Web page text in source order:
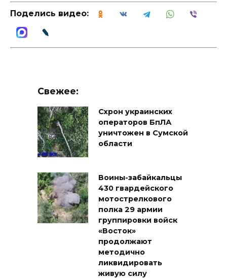
Поделись видео:
Свежее:
Схрон украинских
операторов БпЛА
уничтожен в Сумской
области
Воины-забайкальцы
430 гвардейского
мотострелкового
полка 29 армии
группировки войск
«Восток»
продолжают
методично
ликвидировать
живую силу